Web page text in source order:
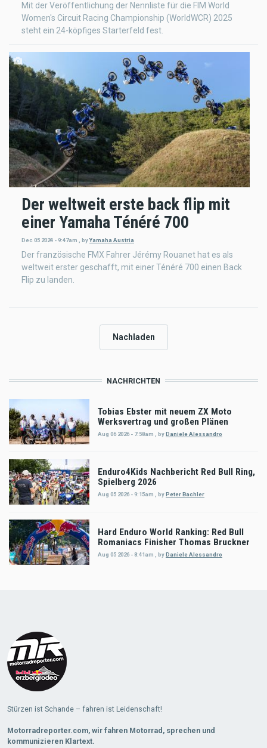
Mit der Veröffentlichung der Nennliste für die FIM World
Women's Circuit Racing Championship (WorldWCR) 2025
steht ein 24-köpfiges Starterfeld fest.
Der weltweit erste back flip mit
einer Yamaha Ténéré 700
Dec 05 2024 - 9:47am byYamaha Austria
Der französische FMX Fahrer Jérémy Rouanet hat es als
weltweit erster geschafft, mit einer Ténéré 700 einen Back
Flip zu landen.
Nachladen
NACHRICHTEN
Tobias Ebster mit neuem ZX Moto
Werksvertrag und großen Plänen
Aug 06 2026 - 7:58am , by Daniele Alessandro
Enduro4Kids Nachbericht Red Bull Ring,
Spielberg 2026
Aug 05 2026 - 9:15am byPeter Bachler
Hard Enduro World Ranking: Red Bull
Romaniacs Finisher Thomas Bruckner
Aug 05 2026 - 8:41am byDaniele Alessandro
Stürzen ist Schande – fahren ist Leidenschaft!
Motorradreporter.com, wir fahren Motorrad, sprechen und
kommunizieren Klartext.